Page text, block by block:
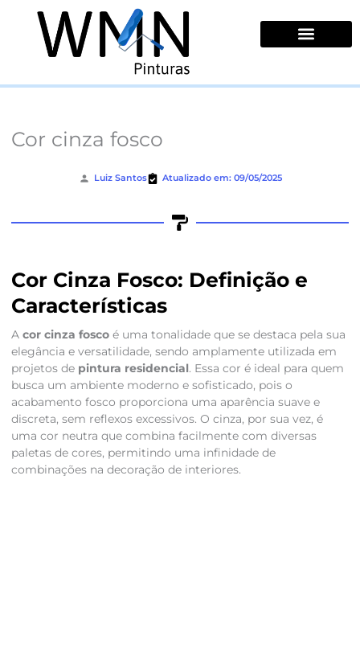
conteúdo
Cor cinza fosco
Luiz Santos Atualizado em: 09/05/2025
Cor Cinza Fosco: Definição e
Características
A cor cinza foscoé uma tonalidade que se destaca pela sua
elegância e versatilidade, sendo amplamente utilizada em
projetos de pintura residencial. Essa cor é ideal para quem
busca um ambiente moderno e sofisticado, pois o
acabamento fosco proporciona uma aparência suave e
discreta, sem reflexos excessivos. O cinza, por sua vez, é
uma cor neutra que combina facilmente com diversas
paletas de cores, permitindo uma infinidade de
combinações na decoração de interiores.